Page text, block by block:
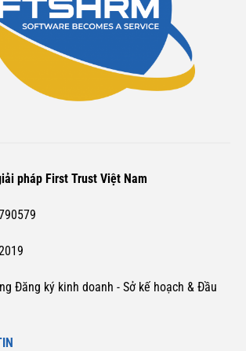
pháp First Trust Việt Nam
Đăng ký kinh doanh - Sở kế hoạch & Đầu